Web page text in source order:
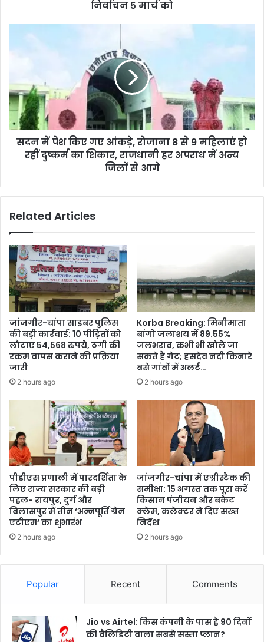
निर्वाचन 5 मार्च को
आंकड़े,
रोजाना
से
महिलाएं
दुष्कर्म
शिकार,
अपराध
में
अन्य
जिलों
से
आगे
सदन में पेश किए गए आंकड़े, रोजाना 8 से 9 महिलाएं हो
रहीं दुष्कर्म का शिकार, राजधानी हर अपराध में अन्य
जिलों से आगे
Related Articles
जांजगीर-चांपा साइबर पुलिस
की बड़ी कार्रवाई: 10 पीड़ितों को
लौटाए 54,568 रुपये, ठगी की
रकम वापस कराने की प्रक्रिया
जारी
2 hours ago
Korba Breaking: मिनीमाता
बांगो जलाशय में 89.55%
जलभराव, कभी भी खोले जा
सकते हैं गेट; हसदेव नदी किनारे
बसे गांवों में अलर्ट…
2 hours ago
पीडीएस प्रणाली में पारदर्शिता के
लिए राज्य सरकार की बड़ी
पहल- रायपुर, दुर्ग और
बिलासपुर में तीन ‘अन्नपूर्ति ग्रेन
एटीएम‘ का शुभारंभ
2 hours ago
जांजगीर-चांपा में एग्रीस्टैक की
समीक्षा: 15 अगस्त तक पूरा करें
किसान पंजीयन और बकेट
क्लेम, कलेक्टर ने दिए सख्त
निर्देश
2 hours ago
Popular Recent Comments
Jio vs Airtel: किस कंपनी के पास है 90 दिनों
की वैलिडिटी वाला सबसे सस्ता प्लान?